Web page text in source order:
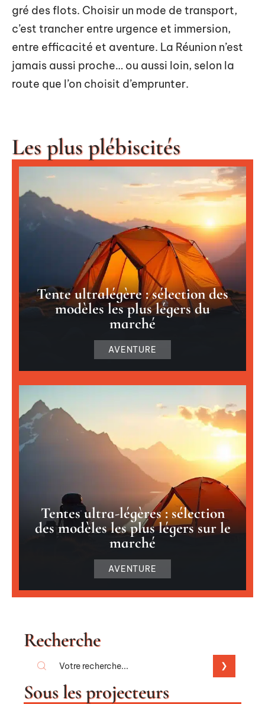
gré des flots. Choisir un mode de transport,
c’est trancher entre urgence et immersion,
entre efficacité et aventure. La Réunion n’est
jamais aussi proche… ou aussi loin, selon la
route que l’on choisit d’emprunter.
Les plus plébiscités
Tente ultralégère : sélection des
modèles les plus légers du
marché
AVENTURE
Tentes ultra-légères : sélection
des modèles les plus légers sur le
marché
AVENTURE
Recherche
Sous les projecteurs